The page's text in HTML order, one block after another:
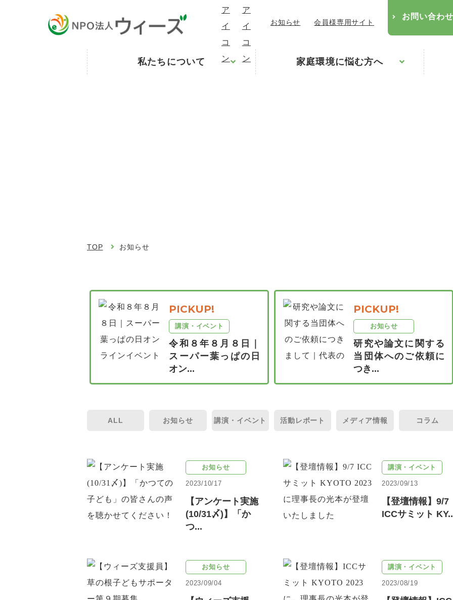
お知らせ 会員様専用サイト
お問い合わせ
私たちについて 家庭環境に悩む方へ
TOP お知らせ
PICKUP!
講演・イベント
令和８年８月８日｜
スーパー葉っぱの日
オン...
PICKUP!
お知らせ
研究や論文に関する
当団体へのご依頼に
つき...
ALL お知らせ 講演・ イベント 活動レポート メディア情報 コラム
お知らせ
2023/10/17
【アンケート実施
(10/31〆)】「か
つ...
講演・イベント
2023/09/13
【登壇情報】9/7
ICCサミット
お知らせ
2023/09/04
講演・イベント
2023/08/19